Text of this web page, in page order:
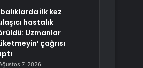
balıklarda ilk kez
hastalık
Uzmanlar
çağrısı
7, 2026